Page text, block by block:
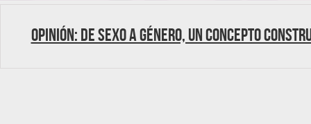
Opinión: De sexo a género, un concepto